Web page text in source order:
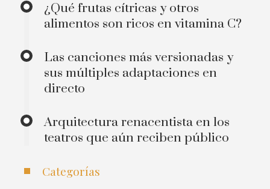
¿Qué frutas cítricas y otros
alimentos son ricos en vitamina C?
Las canciones más versionadas y
sus múltiples adaptaciones en
directo
Arquitectura renacentista en los
teatros que aún reciben público
Categorías